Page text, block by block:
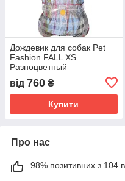
Дождевик для собак Pet
Fashion FALL XS
Разноцветный
від 760 ₴
Купити
Про нас
98% позитивних з 104